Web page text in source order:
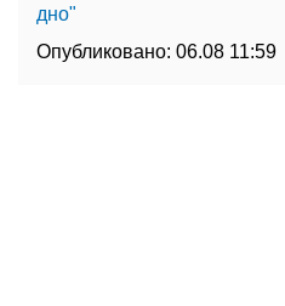
дно"
Опубликовано: 06.08 11:59